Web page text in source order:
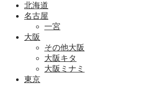
北海道
名古屋
一宮
大阪
その他大阪
大阪キタ
大阪ミナミ
東京